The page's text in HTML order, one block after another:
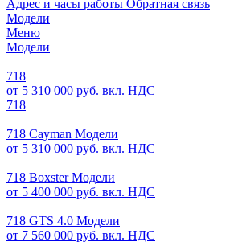
Адрес и часы работы Обратная связь
Модели
Меню
Модели
718
от 5 310 000 руб. вкл. НДС
718
718 Cayman Модели
от 5 310 000 руб. вкл. НДС
718 Boxster Модели
от 5 400 000 руб. вкл. НДС
718 GTS 4.0 Модели
от 7 560 000 руб. вкл. НДС